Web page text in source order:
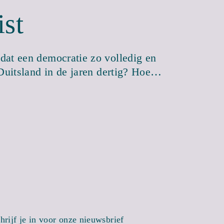
een democratie zo volledig en
in de jaren dertig? Hoe…
je in voor onze nieuwsbrief